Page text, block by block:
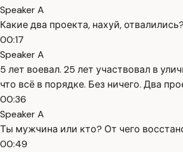
Speaker A
Какие два проекта, нахуй,
00:17
Speaker A
5 лет воевал. 25 лет участвовал в
что всё в порядке. Без ничего. Два
00:36
Speaker A
Ты мужчина или кто? От чего
00:49